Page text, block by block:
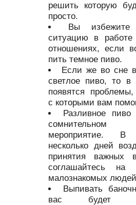
решить которую
просто.
Вы избежите
ситуацию в
отношениях, если
пить темное пиво.
Если же во сне
светлое пиво, то в
появятся проблемы,
с которыми вам
Разливное
сомнительном
мероприятие. В
несколько дней
принятия
соглашайтесь на
малознакомых
Выпивать
вас будет